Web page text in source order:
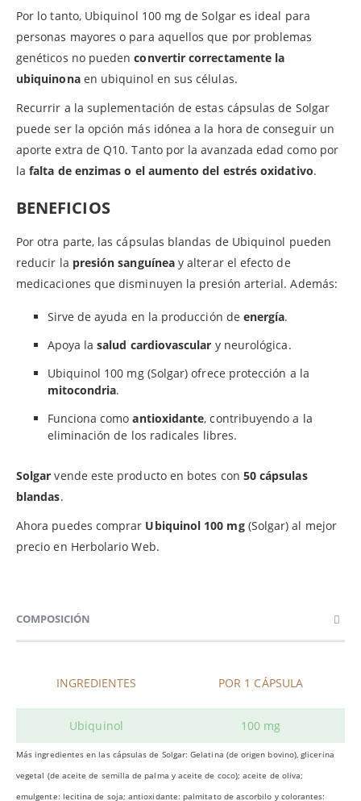
Por lo tanto, Ubiquinol 100 mg de Solgar es ideal para
personas mayores o para aquellos que por problemas
genéticos no puedenconvertir correctamente la
ubiquinonaen ubiquinol en sus células.
Recurrir a la suplementación de estas cápsulas de Solgar
puede ser la opción más idónea a la hora de conseguir un
aporte extra de Q10. Tanto por la avanzada edad como por
lafalta de enzimas o el aumento del estrés oxidativo.
BENEFICIOS
Por otra parte, las cápsulas blandas de Ubiquinol pueden
reducir la presión sanguíneay alterar el efecto de
medicaciones que disminuyen la presión arterial. Además:
Sirve de ayuda en la producción de energía.
Apoya lasalud cardiovascular y neurológica.
Ubiquinol 100 mg (Solgar) ofrece protección a la
mitocondria.
Funciona comoantioxidante, contribuyendo a la
eliminación de los radicales libres.
Solgar vende este producto en botes con 50 cápsulas
blandas.
Ahora puedes comprar Ubiquinol 100 mg(Solgar) al mejor
precio en Herbolario Web.
COMPOSICIÓN
INGREDIENTES POR 1 CÁPSULA
Ubiquinol 100 mg
Más ingredientes en las cápsulas de Solgar: Gelatina (de origen bovino), glicerina
vegetal (de aceite de semilla de palma y aceite de coco); aceite de oliva;
emulgente: lecitina de soja; antioxidante: palmitato de ascorbilo y colorantes: